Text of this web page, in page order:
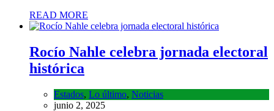
READ MORE
Rocío Nahle celebra jornada electoral
histórica
Estados, Lo último, Noticias
junio 2, 2025